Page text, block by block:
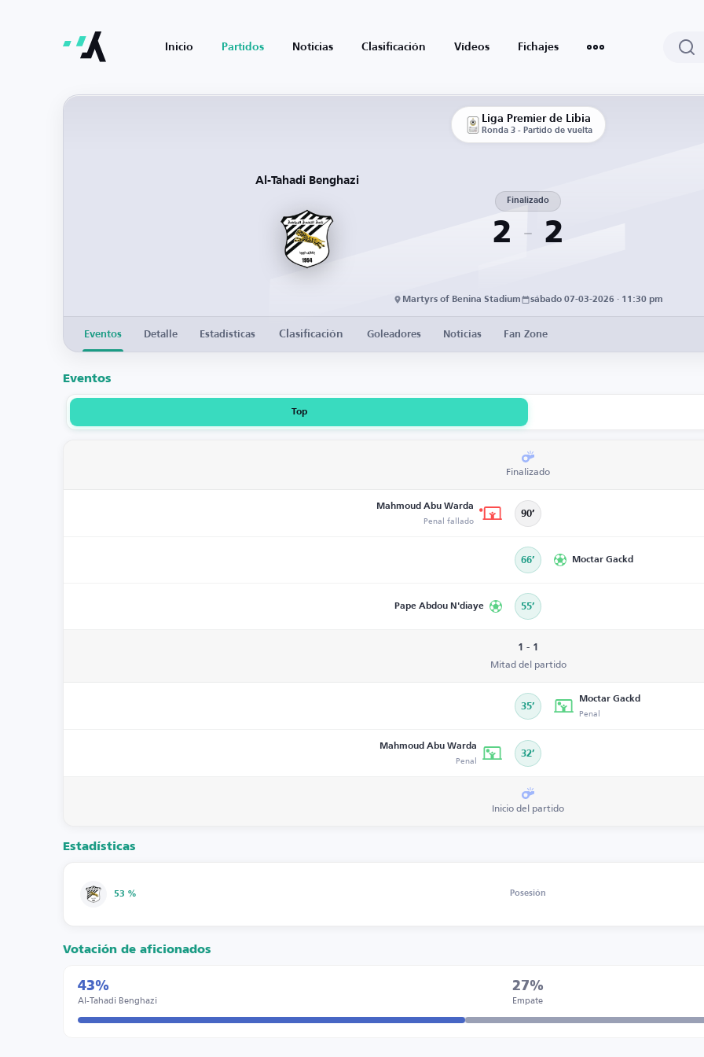
Inicio Partidos Noticias Clasificación Vídeos Fichajes
Liga Premier de Libia
Ronda 3 - Partido de vuelta
Al-Tahadi Benghazi
2
Finalizado
2
Martyrs of Benina Stadium sábado 07-03-2026 · 11:30 pm
Eventos Detalle Estadísticas Clasificación Goleadores Noticias Fan Zone
Eventos
Top
Finalizado
Mahmoud Abu Warda
Penal fallado 90’
66’ Moctar Gackd
Pape Abdou N'diaye 55’
1 - 1
Mitad del partido
35’
Moctar Gackd
Penal
Mahmoud Abu Warda
Penal 32’
Inicio del partido
Estadísticas
53 % Posesión
Votación de aficionados
43%
Al-Tahadi Benghazi
27%
Empate